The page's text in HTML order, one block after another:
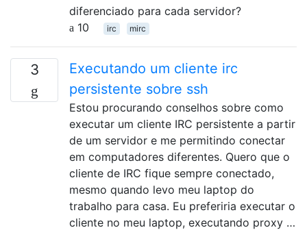
diferenciado para cada servidor?
10
irc mirc
3
Executando um cliente irc
persistente sobre ssh
Estou procurando conselhos sobre como
executar um cliente IRC persistente a partir
de um servidor e me permitindo conectar
em computadores diferentes. Quero que o
cliente de IRC fique sempre conectado,
mesmo quando levo meu laptop do
trabalho para casa. Eu preferiria executar o
cliente no meu laptop, executando proxy …